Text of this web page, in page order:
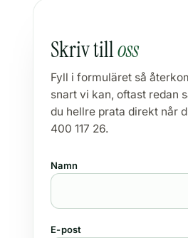
Skriv tilloss
Fyll i formuläret så
snart vi kan, oftast redan
du hellre prata direkt når
400 117 26.
Namn
E-post